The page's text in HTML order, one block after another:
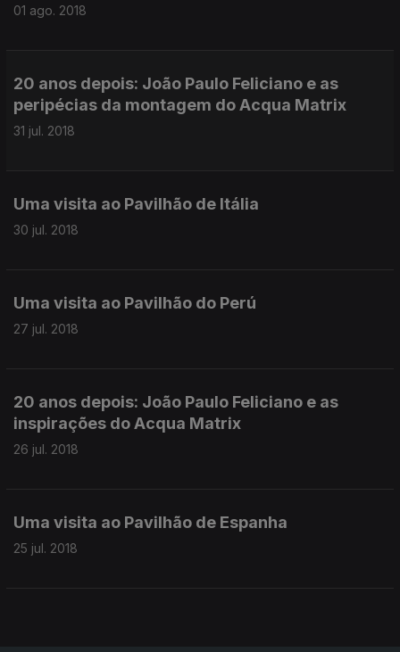
01 ago. 2018
20 anos depois: João Paulo Feliciano e as
peripécias da montagem do Acqua Matrix
31 jul. 2018
Uma visita ao Pavilhão de Itália
30 jul. 2018
Uma visita ao Pavilhão do Perú
27 jul. 2018
20 anos depois: João Paulo Feliciano e as
inspirações do Acqua Matrix
26 jul. 2018
Uma visita ao Pavilhão de Espanha
25 jul. 2018